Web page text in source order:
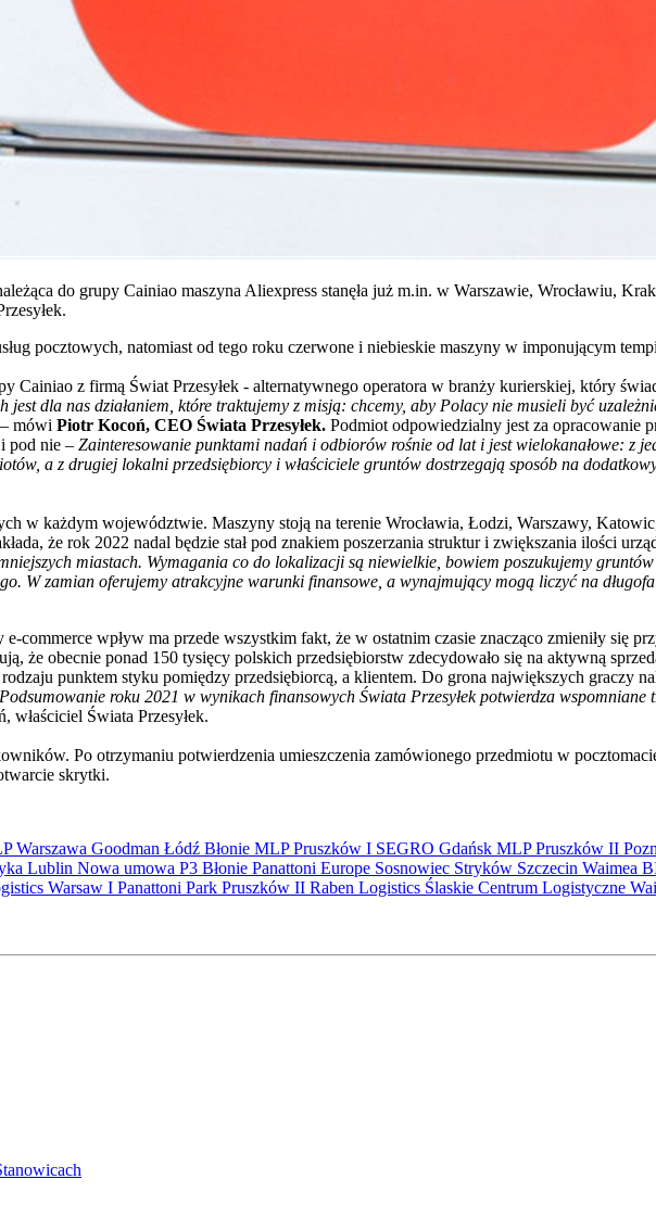
do grupy Cainiao maszyna Aliexpress stanęła już m.in. w Warszawie, Wrocławiu,
pocztowych, natomiast od tego roku czerwone i niebieskie maszyny w imponującym
Cainiao z firmą Świat Przesyłek - alternatywnego operatora w branży kurierskiej, który
jest dla nas działaniem, które traktujemy z misją: chcemy, aby Polacy nie musieli być
– mówi Piotr Kocoń, CEO Świata Przesyłek. Podmiot odpowiedzialny jest za opracowanie
pod nie – Zainteresowanie punktami nadań i odbiorów rośnie od lat i jest wielokanałowe: z
a z drugiej lokalni przedsiębiorcy i właściciele gruntów dostrzegają sposób na
w każdym województwie. Maszyny stoją na terenie Wrocławia, Łodzi, Warszawy,
że rok 2022 nadal będzie stał pod znakiem poszerzania struktur i zwiększania ilości
miastach. Wymagania co do lokalizacji są niewielkie, bowiem poszukujemy
W zamian oferujemy atrakcyjne warunki finansowe, a wynajmujący mogą liczyć na
commerce wpływ ma przede wszystkim fakt, że w ostatnim czasie znacząco zmieniły się
że obecnie ponad 150 tysięcy polskich przedsiębiorstw zdecydowało się na aktywną
punktem styku pomiędzy przedsiębiorcą, a klientem. Do grona największych graczy
Podsumowanie roku 2021 w wynikach finansowych Świata Przesyłek potwierdza wspomniane
właściciel Świata Przesyłek.
Po otrzymaniu potwierdzenia umieszczenia zamówionego przedmiotu w
skrytki.
Warszawa Goodman Łódź Błonie MLP Pruszków I SEGRO Gdańsk MLP Pruszków II
Lublin Nowa umowa P3 Błonie Panattoni Europe Sosnowiec Stryków Szczecin Waimea
Warsaw I Panattoni Park Pruszków II Raben Logistics Ślaskie Centrum Logistyczne